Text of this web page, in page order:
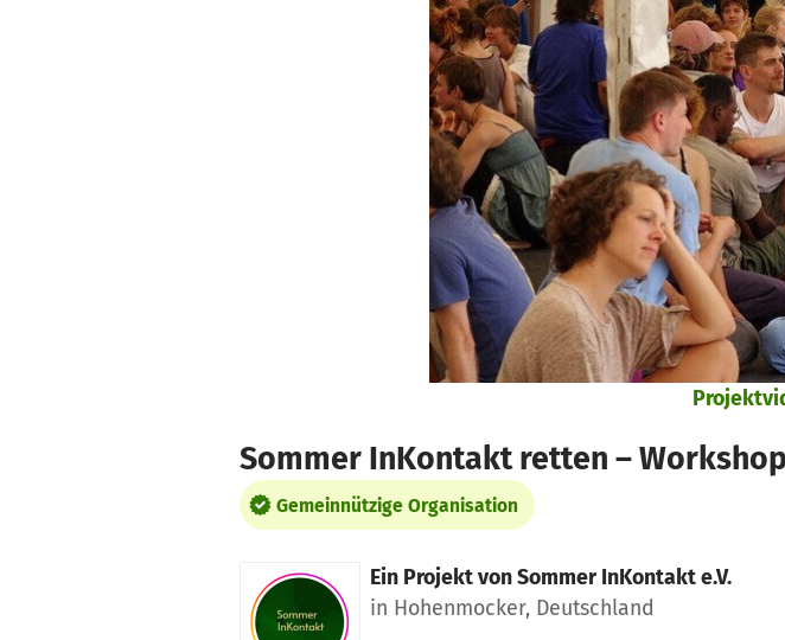
Sommer InKontakt retten –
Gemeinnützige Organisation
Ein Projekt vonSommer InKontakt e.V.
in Hohenmocker, Deutschland